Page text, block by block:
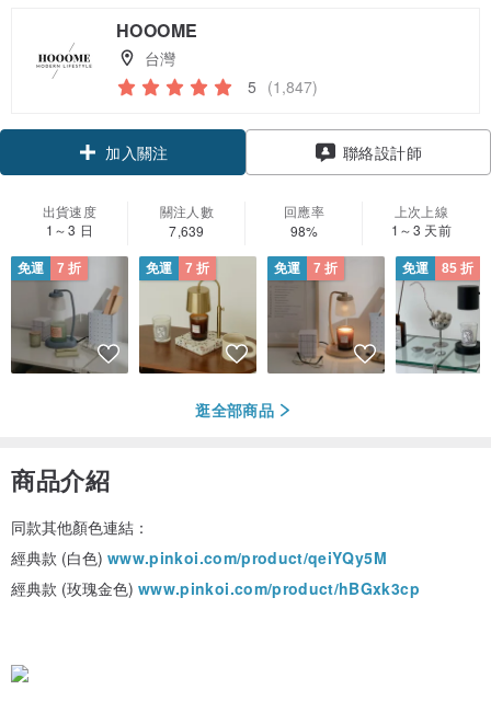
HOOOME
台灣
5 (1,847)
加入關注 聯絡設計師
出貨速度
1～3 日
關注人數
7,639
回應率
98%
上次上線
1～3 天前
免運 7 折 免運 7 折 免運 7 折 免運 85 折
逛全部商品
商品介紹
同款其他顏色連結：
經典款 (白色) www.pinkoi.com/product/qeiYQy5M
經典款 (玫瑰金色) www.pinkoi.com/product/hBGxk3cp